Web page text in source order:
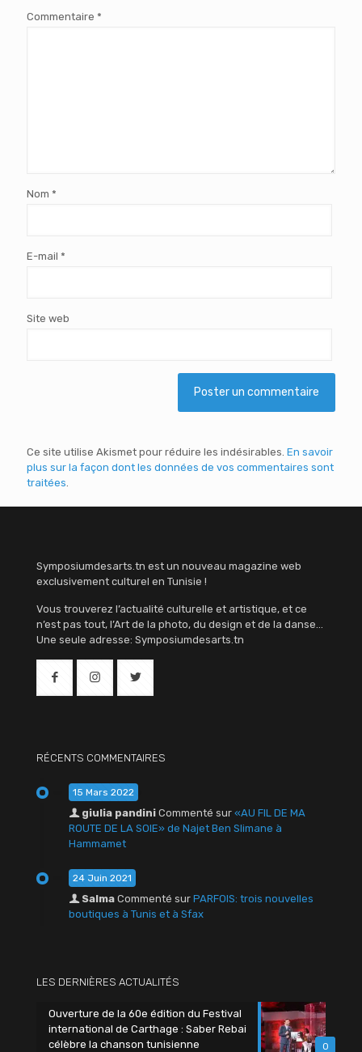
Commentaire *
Nom *
E-mail *
Site web
Ce site utilise Akismet pour réduire les indésirables. En savoir
plus sur la façon dont les données de vos commentaires sont
traitées.
Symposiumdesarts.tn est un nouveau magazine web
exclusivement culturel en Tunisie !
Vous trouverez l’actualité culturelle et artistique, et ce
n’est pas tout, l’Art de la photo, du design et de la danse…
Une seule adresse: Symposiumdesarts.tn
RÉCENTS COMMENTAIRES
15 Mars 2022
giulia pandini Commenté sur «AU FIL DE MA
ROUTE DE LA SOIE» de Najet Ben Slimane à
Hammamet
24 Juin 2021
Salma Commenté sur PARFOIS: trois nouvelles
boutiques à Tunis et à Sfax
LES DERNIÈRES ACTUALITÉS
0
Ouverture de la 60e édition du Festival
international de Carthage : Saber Rebai
célèbre la chanson tunisienne